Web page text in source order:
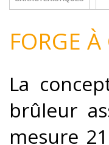
FORGE
La
brûleur
mesure